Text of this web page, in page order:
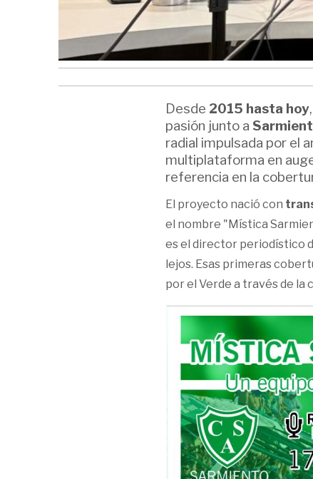
Desde 2015 hasta hoy,
pasión junto a
radial impulsada por el
multiplataforma en
referencia en la
El proyecto nació con
el nombre "Mística
es el director periodístico
lejos. Esas primeras
por el Verde a través de la